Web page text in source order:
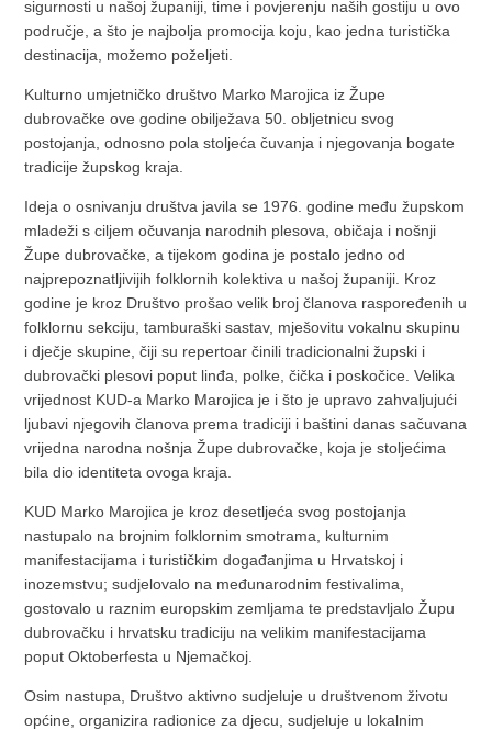
sigurnosti u našoj županiji, time i povjerenju naših gostiju u ovo
područje, a što je najbolja promocija koju, kao jedna turistička
destinacija, možemo poželjeti.
Kulturno umjetničko društvo Marko Marojica iz Župe
dubrovačke ove godine obilježava 50. obljetnicu svog
postojanja, odnosno pola stoljeća čuvanja i njegovanja bogate
tradicije župskog kraja.
Ideja o osnivanju društva javila se 1976. godine među župskom
mladeži s ciljem očuvanja narodnih plesova, običaja i nošnji
Župe dubrovačke, a tijekom godina je postalo jedno od
najprepoznatljivijih folklornih kolektiva u našoj županiji. Kroz
godine je kroz Društvo prošao velik broj članova raspoređenih u
folklornu sekciju, tamburaški sastav, mješovitu vokalnu skupinu
i dječje skupine, čiji su repertoar činili tradicionalni župski i
dubrovački plesovi poput linđa, polke, čička i poskočice. Velika
vrijednost KUD-a Marko Marojica je i što je upravo zahvaljujući
ljubavi njegovih članova prema tradiciji i baštini danas sačuvana
vrijedna narodna nošnja Župe dubrovačke, koja je stoljećima
bila dio identiteta ovoga kraja.
KUD Marko Marojica je kroz desetljeća svog postojanja
nastupalo na brojnim folklornim smotrama, kulturnim
manifestacijama i turističkim događanjima u Hrvatskoj i
inozemstvu; sudjelovalo na međunarodnim festivalima,
gostovalo u raznim europskim zemljama te predstavljalo Župu
dubrovačku i hrvatsku tradiciju na velikim manifestacijama
poput Oktoberfesta u Njemačkoj.
Osim nastupa, Društvo aktivno sudjeluje u društvenom životu
općine, organizira radionice za djecu, sudjeluje u lokalnim